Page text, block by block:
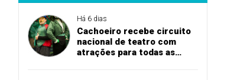
Há 6 dias
Cachoeiro recebe circuito
nacional de teatro com
atrações para todas as